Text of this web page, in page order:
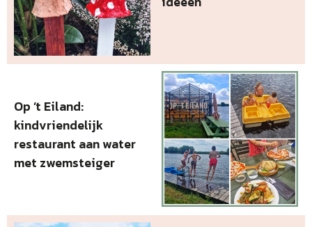
Op ’t Eiland:
kindvriendelijk
restaurant aan water
met zwemsteiger